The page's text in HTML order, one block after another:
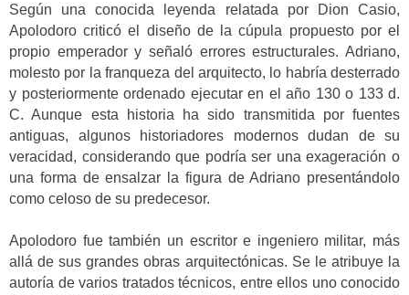
Según una conocida leyenda relatada por Dion Casio,
Apolodoro criticó el diseño de la cúpula propuesto por el
propio emperador y señaló errores estructurales. Adriano,
molesto por la franqueza del arquitecto, lo habría desterrado
y posteriormente ordenado ejecutar en el año 130 o 133 d.
C. Aunque esta historia ha sido transmitida por fuentes
antiguas, algunos historiadores modernos dudan de su
veracidad, considerando que podría ser una exageración o
una forma de ensalzar la figura de Adriano presentándolo
como celoso de su predecesor.
Apolodoro fue también un escritor e ingeniero militar, más
allá de sus grandes obras arquitectónicas. Se le atribuye la
autoría de varios tratados técnicos, entre ellos uno conocido